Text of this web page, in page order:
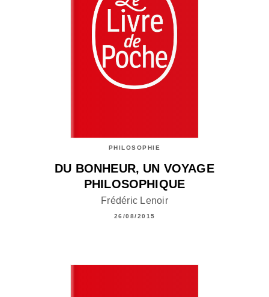
PHILOSOPHIE
DU BONHEUR, UN VOYAGE
PHILOSOPHIQUE
Frédéric Lenoir
26/08/2015